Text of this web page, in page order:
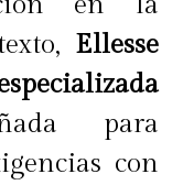
Ellesse
para
con